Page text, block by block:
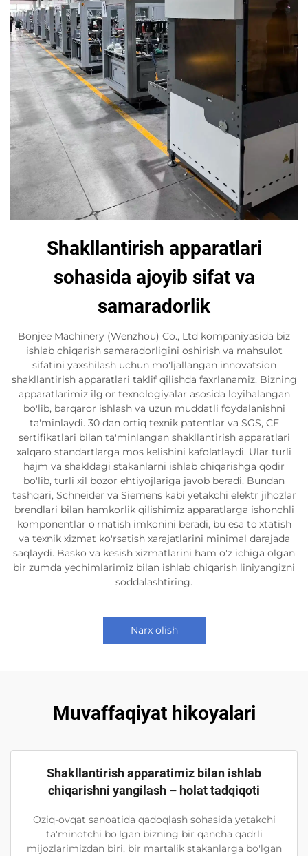
Shakllantirish apparatlari
sohasida ajoyib sifat va
samaradorlik
Bonjee Machinery (Wenzhou) Co., Ltd kompaniyasida biz
ishlab chiqarish samaradorligini oshirish va mahsulot
sifatini yaxshilash uchun mo'ljallangan innovatsion
shakllantirish apparatlari taklif qilishda faxrlanamiz. Bizning
apparatlarimiz ilg'or texnologiyalar asosida loyihalangan
bo'lib, barqaror ishlash va uzun muddatli foydalanishni
ta'minlaydi. 30 dan ortiq texnik patentlar va SGS, CE
sertifikatlari bilan ta'minlangan shakllantirish apparatlari
xalqaro standartlarga mos kelishini kafolatlaydi. Ular turli
hajm va shakldagi stakanlarni ishlab chiqarishga qodir
bo'lib, turli xil bozor ehtiyojlariga javob beradi. Bundan
tashqari, Schneider va Siemens kabi yetakchi elektr jihozlar
brendlari bilan hamkorlik qilishimiz apparatlarga ishonchli
komponentlar o'rnatish imkonini beradi, bu esa to'xtatish
va texnik xizmat ko'rsatish xarajatlarini minimal darajada
saqlaydi. Basko va kesish xizmatlarini ham o'z ichiga olgan
bir zumda yechimlarimiz bilan ishlab chiqarish liniyangizni
soddalashtiring.
Narx olish
Muvaffaqiyat hikoyalari
Shakllantirish apparatimiz bilan ishlab
chiqarishni yangilash – holat tadqiqoti
Oziq-ovqat sanoatida qadoqlash sohasida yetakchi
ta'minotchi bo'lgan bizning bir qancha qadrli
mijozlarimizdan biri, bir martalik stakanlarga bo'lgan